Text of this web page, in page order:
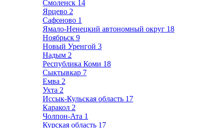
Смоленск 14
Ярцево 2
Сафоново 1
Ямало-Ненецкий автономный округ 18
Ноябрьск 9
Новый Уренгой 3
Надым 2
Республика Коми 18
Сыктывкар 7
Емва 2
Ухта 2
Иссык-Кульская область 17
Каракол 2
Чолпон-Ата 1
Курская область 17